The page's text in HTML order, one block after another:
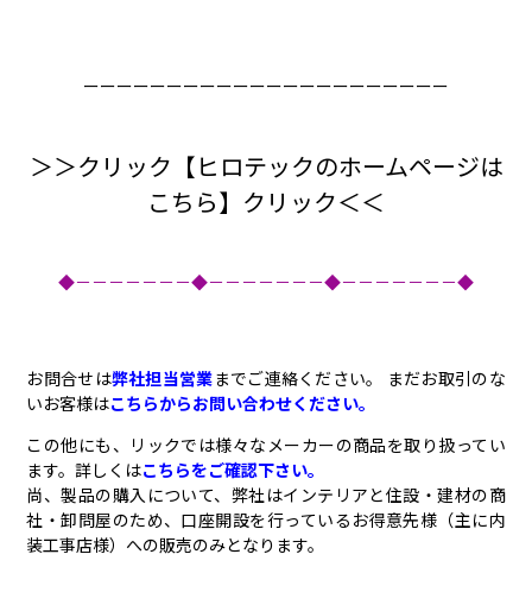
ーーーーーーーーーーーーーーーーーーーーーー
＞＞クリック【ヒロテックのホームページは
こちら】クリック＜＜
◆－－－－－－－◆－－－－－－－◆－－－－－－－◆
お問合せは弊社担当営業までご連絡ください。 まだお取引のな
いお客様はこちらからお問い合わせください。
この他にも、リックでは様々なメーカーの商品を取り扱ってい
ます。詳しくはこちらをご確認下さい。
尚、製品の購入について、弊社はインテリアと住設・建材の商
社・卸問屋のため、口座開設を行っているお得意先様（主に内
装工事店様）への販売のみとなります。